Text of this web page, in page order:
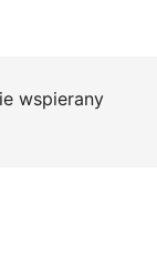
wspierany